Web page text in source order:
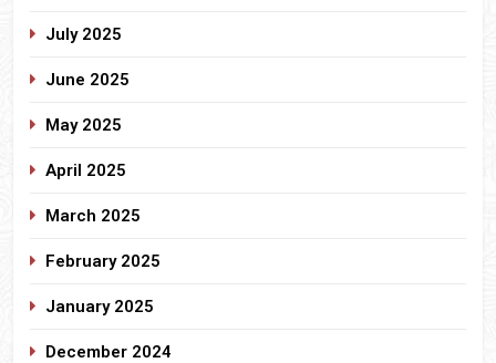
July 2025
June 2025
May 2025
April 2025
March 2025
February 2025
January 2025
December 2024